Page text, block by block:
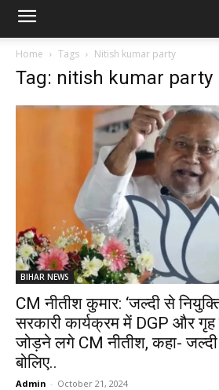
Home Tags Nitish kumar party
Tag: nitish kumar party
BIHAR NEWS
CM नीतीश कुमार: ‘जल्दी से
सरकारी कार्यक्रम में DGP और
जोड़ने लगे CM नीतीश, कहा-
बोलिए..
Admin - October 21, 2024